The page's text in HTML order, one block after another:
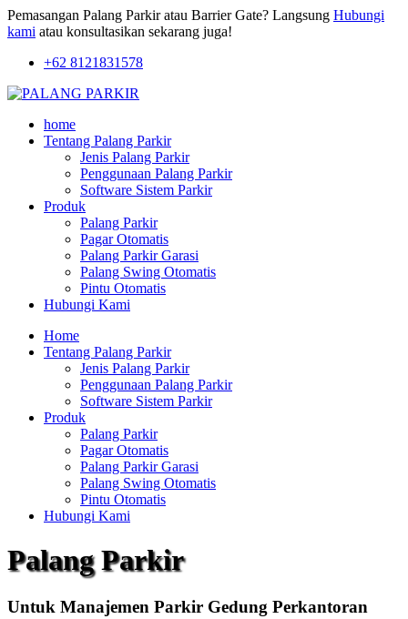
Pemasangan Palang Parkir atau Barrier Gate? Langsung Hubungi
kami atau konsultasikan sekarang juga!
+62 8121831578
home
Tentang Palang Parkir
Jenis Palang Parkir
Penggunaan Palang Parkir
Software Sistem Parkir
Produk
Palang Parkir
Pagar Otomatis
Palang Parkir Garasi
Palang Swing Otomatis
Pintu Otomatis
Hubungi Kami
Home
Tentang Palang Parkir
Jenis Palang Parkir
Penggunaan Palang Parkir
Software Sistem Parkir
Produk
Palang Parkir
Pagar Otomatis
Palang Parkir Garasi
Palang Swing Otomatis
Pintu Otomatis
Hubungi Kami
Palang Parkir
Untuk Manajemen Parkir Gedung Perkantoran